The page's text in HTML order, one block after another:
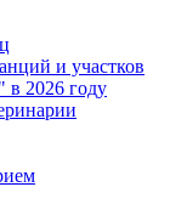
и участков
2026 году